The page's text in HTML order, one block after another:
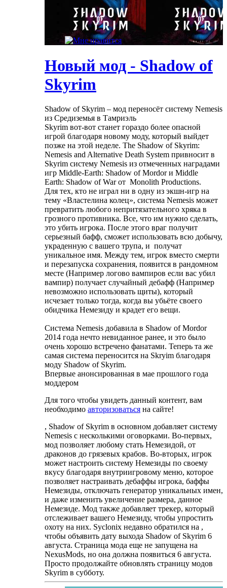
Новый мод - Shadow of
Skyrim
Shadow of Skyrim – мод переносёт систему Nemesis
из Средиземья в Тамриэль
Skyrim вот-вот станет гораздо более опасной
игрой благодаря новому моду, который выйдет
позже на этой неделе. The Shadow of Skyrim:
Nemesis and Alternative Death System привносит в
Skyrim систему Nemesis из отмеченных наградами
игр Middle-Earth: Shadow of Mordor и Middle
Earth: Shadow of War от Monolith Productions.
Для тех, кто не играл ни в одну из экшн-игр на
тему «Властелина колец», система Nemesis может
превратить любого непритязательного хряка в
грозного противника. Все, что им нужно сделать,
это убить игрока. После этого враг получит
серьезный бафф, сможет использовать всю добычу,
украденную с вашего трупа, и получат
уникальное имя. Между тем, игрок вместо смерти
и перезапуска сохранения, появится в рандомном
месте (Например логово вампиров если вас убил
вампир) получает случайный дебафф (Например
невозможно использовать щиты), который
исчезает только тогда, когда вы убьёте своего
обидчика Немезиду и крадет его вещи.
Система Nemesis добавила в Shadow of Mordor
2014 года нечто невиданное ранее, и это было
очень хорошо встречено фанатами. Теперь та же
самая система переносится на Skryim благодаря
моду Shadow of Skyrim.
Впервые анонсированная в мае прошлого года
моддером
Для того чтобы увидеть данный контент, вам
необходимо авторизоваться на сайте!
, Shadow of Skyrim в основном добавляет систему
Nemesis с несколькими оговорками. Во-первых,
мод позволяет любому стать Немезидой, от
драконов до грязевых крабов. Во-вторых, игрок
может настроить систему Немезиды по своему
вкусу благодаря внутриигровому меню, которое
позволяет настраивать дебаффы игрока, баффы
Немезиды, отключать генератор уникальных имен,
и даже изменить увеличение размера, данное
Немезиде. Мод также добавляет трекер, который
отслеживает вашего Немезиду, чтобы упростить
охоту на них. Syclonix недавно обратился на ,
чтобы объявить дату выхода Shadow of Skyrim 6
августа. Страница мода еще не запущена на
NexusMods, но она должна появиться 6 августа.
Просто продолжайте обновлять страницу модов
Skyrim в субботу.